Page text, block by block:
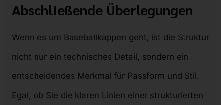
Abschließende Überlegungen
Wenn es um Baseballkappen geht, ist die Struktur
nicht nur ein technisches Detail, sondern ein
entscheidendes Merkmal für Passform und Stil.
Egal, ob Sie die klaren Linien einer strukturierten